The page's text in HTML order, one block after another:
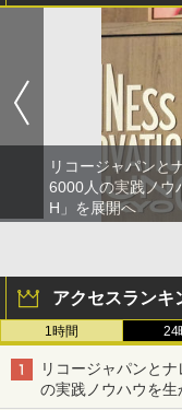
リコージャパンと
6000人の実践ノウ
H」を展開へ
アクセスランキ
1時間 24
リコージャパンと
の実践ノウハウを